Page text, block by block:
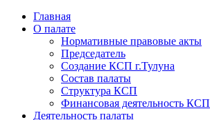
Главная
О палате
Нормативные правовые акты
Председатель
Создание КСП г.Тулуна
Состав палаты
Структура КСП
Финансовая деятельность КСП
Деятельность палаты